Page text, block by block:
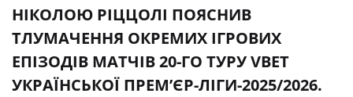
НІКОЛОЮ РІЦЦОЛІ ПОЯСНИВ
ТЛУМАЧЕННЯ ОКРЕМИХ ІГРОВИХ
ЕПІЗОДІВ МАТЧІВ 20-ГО ТУРУ VBET
УКРАЇНСЬКОЇ ПРЕМʼЄР-ЛІГИ-2025/2026.